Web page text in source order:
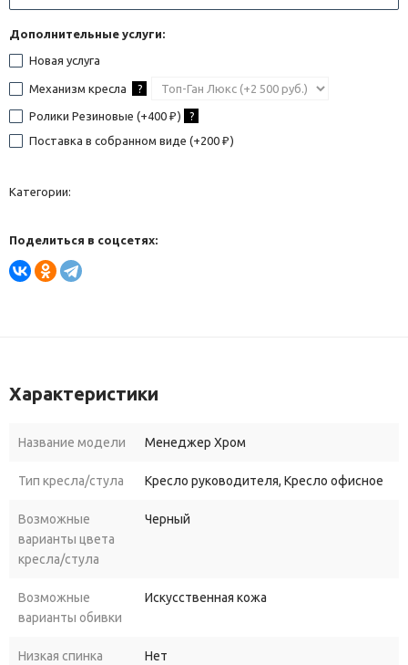
Дополнительные услуги:
Новая услуга
Механизм кресла ?
Ролики Резиновые (+400 ₽ ) ?
Поставка в собранном виде (+200 ₽ )
Категории:
Поделиться в соцсетях:
Характеристики
Название модели Менеджер Хром
Тип кресла/стула Кресло руководителя, Кресло офисное
Возможные
варианты цвета
кресла/стула
Черный
Возможные
варианты обивки
Искусственная кожа
Низкая спинка Нет